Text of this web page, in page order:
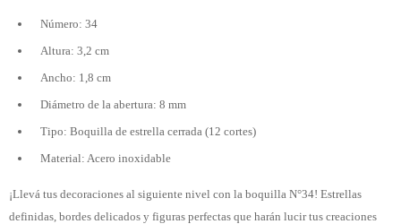
Número: 34
Altura: 3,2 cm
Ancho: 1,8 cm
Diámetro de la abertura: 8 mm
Tipo: Boquilla de estrella cerrada (12 cortes)
Material: Acero inoxidable
¡Llevá tus decoraciones al siguiente nivel con la boquilla N°34! Estrellas
definidas, bordes delicados y figuras perfectas que harán lucir tus creaciones